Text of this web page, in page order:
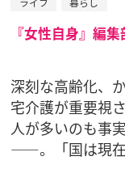
『女性自身』編集
深刻な高齢化、
宅介護が重要視
人が多いのも事
――。「国は現在